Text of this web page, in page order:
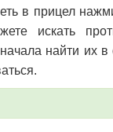
в прицел
искать
найти их в